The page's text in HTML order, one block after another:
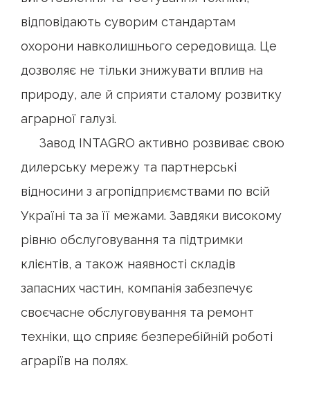
відповідають суворим стандартам
охорони навколишнього середовища. Це
дозволяє не тільки знижувати вплив на
природу, але й сприяти сталому розвитку
аграрної галузі.
Завод INTAGRO активно розвиває свою
дилерську мережу та партнерські
відносини з агропідприємствами по всій
Україні та за її межами. Завдяки високому
рівню обслуговування та підтримки
клієнтів, а також наявності складів
запасних частин, компанія забезпечує
своєчасне обслуговування та ремонт
техніки, що сприяє безперебійній роботі
аграріїв на полях.